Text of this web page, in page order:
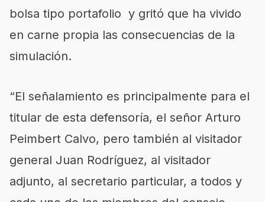
bolsa tipo portafolio y gritó que ha vivido
en carne propia las consecuencias de la
simulación.
“El señalamiento es principalmente para el
titular de esta defensoría, el señor Arturo
Peimbert Calvo, pero también al visitador
general Juan Rodríguez, al visitador
adjunto, al secretario particular, a todos y